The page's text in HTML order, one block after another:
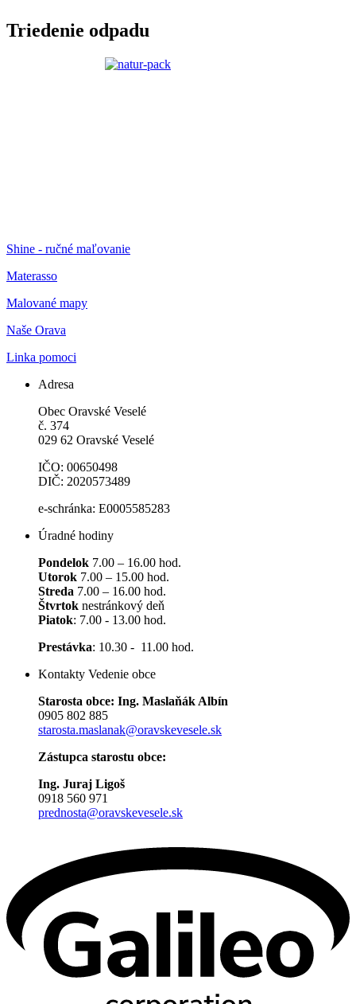
Triedenie odpadu
Shine - ručné maľovanie
Materasso
Malované mapy
Naše Orava
Linka pomoci
Adresa
Obec Oravské Veselé
č. 374
029 62 Oravské Veselé
IČO: 00650498
DIČ: 2020573489
e-schránka: E0005585283
Úradné hodiny
Pondelok 7.00 – 16.00 hod.
Utorok 7.00 – 15.00 hod.
Streda 7.00 – 16.00 hod.
Štvrtok nestránkový deň
Piatok: 7.00 - 13.00 hod.
Prestávka: 10.30 - 11.00 hod.
Kontakty Vedenie obce
Starosta obce: Ing. Maslaňák Albín
0905 802 885
starosta.maslanak@oravskevesele.sk
Zástupca starostu obce:
Ing. Juraj Ligoš
0918 560 971
prednosta@oravskevesele.sk